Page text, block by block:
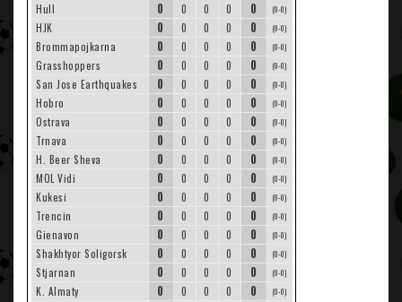
Hull 0 0 0 0 0 (0-0)
HJK 0 0 0 0 0 (0-0)
Brommapojkarna 0 0 0 0 0 (0-0)
Grasshoppers 0 0 0 0 0 (0-0)
San Jose Earthquakes 0 0 0 0 0 (0-0)
Hobro 0 0 0 0 0 (0-0)
Ostrava 0 0 0 0 0 (0-0)
Trnava 0 0 0 0 0 (0-0)
H. Beer Sheva 0 0 0 0 0 (0-0)
MOL Vidi 0 0 0 0 0 (0-0)
Kukesi 0 0 0 0 0 (0-0)
Trencin 0 0 0 0 0 (0-0)
Gienavon 0 0 0 0 0 (0-0)
Shakhtyor Soligorsk 0 0 0 0 0 (0-0)
Stjarnan 0 0 0 0 0 (0-0)
K. Almaty 0 0 0 0 0 (0-0)